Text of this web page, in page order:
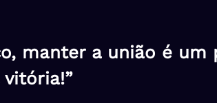
manter a união é um